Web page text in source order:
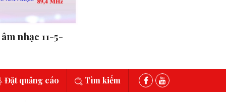
nhạc 11-5-
Đặt quảng cáo Tìm kiếm